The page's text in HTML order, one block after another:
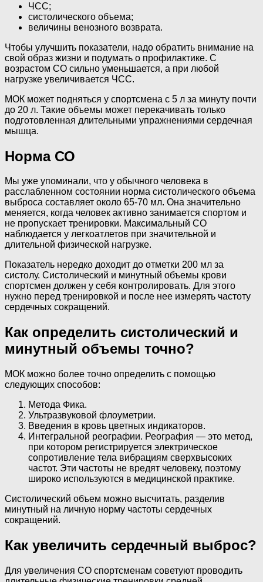
ЧСС;
систолического объема;
величины венозного возврата.
Чтобы улучшить показатели, надо обратить внимание на
свой образ жизни и подумать о профилактике. С
возрастом СО сильно уменьшается, а при любой
нагрузке увеличивается ЧСС.
МОК может подняться у спортсмена с 5 л за минуту почти
до 20 л. Такие объемы может перекачивать только
подготовленная длительными упражнениями сердечная
мышца.
Норма СО
Мы уже упоминали, что у обычного человека в
расслабленном состоянии норма систолического объема
выброса составляет около 65-70 мл. Она значительно
меняется, когда человек активно занимается спортом и
не пропускает тренировки. Максимальный СО
наблюдается у легкоатлетов при значительной и
длительной физической нагрузке.
Показатель нередко доходит до отметки 200 мл за
систолу. Систолический и минутный объемы крови
спортсмен должен у себя контролировать. Для этого
нужно перед тренировкой и после нее измерять частоту
сердечных сокращений.
Как определить систолический и
минутный объемы точно?
МОК можно более точно определить с помощью
следующих способов:
Метода Фика.
Ультразвуковой флоуметрии.
Введения в кровь цветных индикаторов.
Интегральной реографии. Реография — это метод,
при котором регистрируется электрическое
сопротивление тела вибрациям сверхвысоких
частот. Эти частоты не вредят человеку, поэтому
широко используются в медицинской практике.
Систолический объем можно высчитать, разделив
минутный на личную норму частоты сердечных
сокращений.
Как увеличить сердечный выброс?
Для увеличения СО спортсменам советуют проводить